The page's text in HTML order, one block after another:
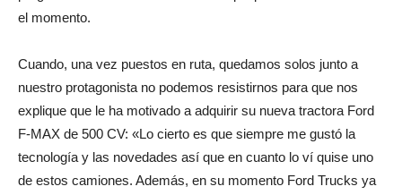
el momento.
Cuando, una vez puestos en ruta, quedamos solos junto a
nuestro protagonista no podemos resistirnos para que nos
explique que le ha motivado a adquirir su nueva tractora Ford
F-MAX de 500 CV: «Lo cierto es que siempre me gustó la
tecnología y las novedades así que en cuanto lo ví quise uno
de estos camiones. Además, en su momento Ford Trucks ya